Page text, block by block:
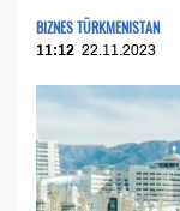
BIZNES TÜRKMENISTAN
11:12 22.11.2023